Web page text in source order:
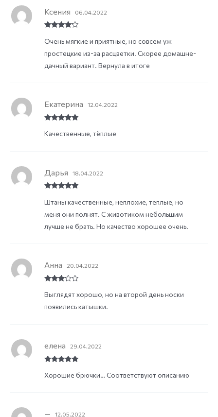
out of 5
Ксения 06.04.2022
Очень мягкие и приятные, но совсем уж
простецкие из-за расцветки. Скорее домашне-
дачный вариант. Вернула в итоге
of 5
Екатерина 12.04.2022
Качественные, тёплые
of 5
Дарья 18.04.2022
Штаны качественные, неплохие, тёплые, но
меня они полнят. С животиком небольшим
лучше не брать. Но качество хорошее очень.
out of
Анна 20.04.2022
Выглядят хорошо, но на второй день носки
появились катышки.
of 5
елена 29.04.2022
Хорошие брючки… Соответствуют описанию
— 12.05.2022